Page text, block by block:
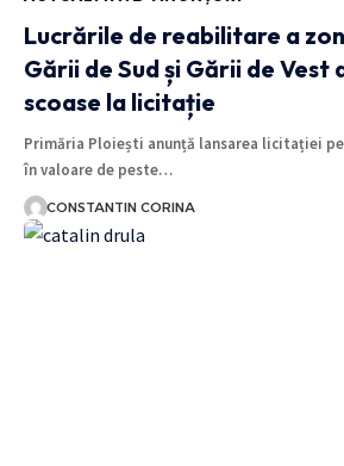
Lucrările de reabilitare a
Gării de Sud și Gării de Vest
scoase la licitație
Primăria Ploiești anunță lansarea licitației
în valoare de peste…
CONSTANTIN CORINA